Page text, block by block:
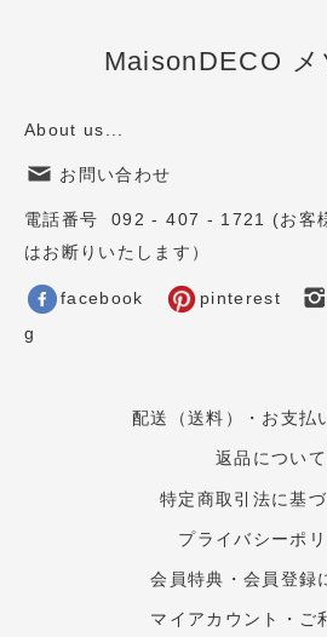
MaisonDECO メ
About us...
お問い合わせ
電話番号 092 - 407 - 1721 (お客
はお断りいたします）
facebook pinterest
g
配送（送料）・お支払
返品について
特定商取引法に基
プライバシーポ
会員特典・会員登録
マイアカウント・ご